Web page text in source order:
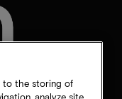
to the storing of